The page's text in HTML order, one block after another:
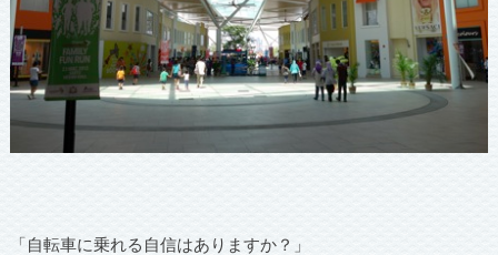
「自転車に乗れる自信はありますか？」